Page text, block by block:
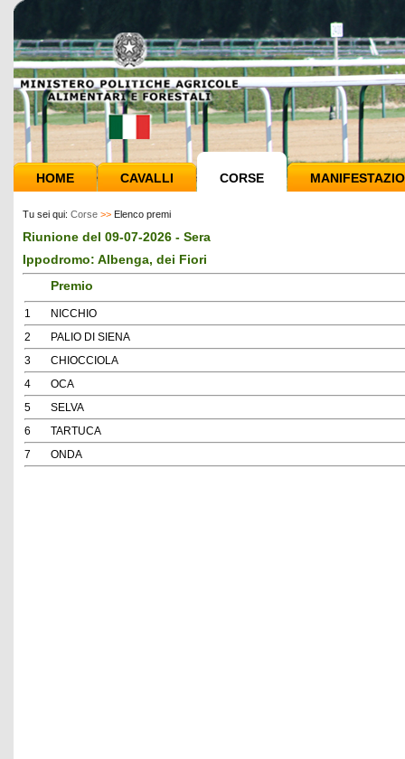
HOME CAVALLI CORSE
Tu sei qui: Corse >> Elenco premi
Riunione del 09-07-2026 - Sera
Ippodromo: Albenga, dei Fiori
Premio
1
NICCHIO
2
PALIO DI SIENA
3
CHIOCCIOLA
4
OCA
5
SELVA
6
TARTUCA
7
ONDA